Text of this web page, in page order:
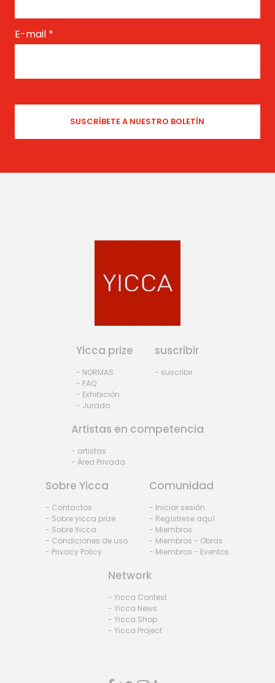
E-mail *
Yicca prize
- NORMAS
- FAQ
- Exhibiciòn
- Jurado
suscribir
- suscribir
Artistas en competencia
- artistas
- Área Privada
Sobre Yicca
- Contactos
- Sobre yicca prize
- Sobre Yicca
- Condiciones de uso
- Privacy Policy
Comunidad
- Iniciar sesión
- Regístrese aquí
- Miembros
- Miembros - Obras
- Miembros - Eventos
Network
- Yicca Contest
- Yicca News
- Yicca Shop
- Yicca Project